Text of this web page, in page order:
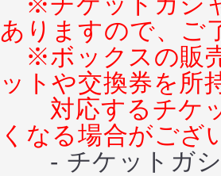
ありますので、ご
※ボックスの販
ットや交換券を所
対応するチケ
くなる場合がござ
- チケットガシ